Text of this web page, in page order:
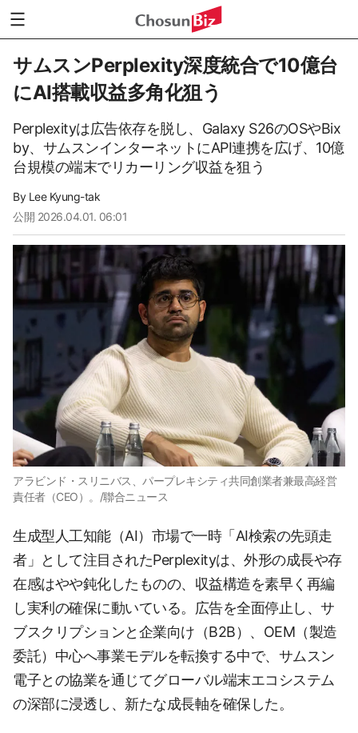
サムスンPerplexity深度統合で10億台
にAI搭載収益多角化狙う
Perplexityは広告依存を脱し、Galaxy S26のOSやBix
by、サムスンインターネットにAPI連携を広げ、10億
台規模の端末でリカーリング収益を狙う
By Lee Kyung-tak
公開 2026.04.01. 06:01
アラビンド・スリニバス、パープレキシティ共同創業者兼最高経営
責任者（CEO）。/聯合ニュース
生成型人工知能（AI）市場で一時「AI検索の先頭走
者」として注目されたPerplexityは、外形の成長や存
在感はやや鈍化したものの、収益構造を素早く再編
し実利の確保に動いている。広告を全面停止し、サ
ブスクリプションと企業向け（B2B）、OEM（製造
委託）中心へ事業モデルを転換する中で、サムスン
電子との協業を通じてグローバル端末エコシステム
の深部に浸透し、新たな成長軸を確保した。